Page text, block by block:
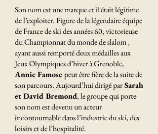
Son nom est une marque et il était légitime
de l’exploiter. Figure de la légendaire équipe
de France de ski des années 60, victorieuse
du Championnat du monde de slalom ,
ayant aussi remporté deux médailles aux
Jeux Olympiques d’hiver à Grenoble,
Annie Famosepeut être fière de la suite de
son parcours. Aujourd’hui dirigé parSarah
et David Bremond, le groupe qui porte
son nom est devenu un acteur
incontournable dans l’industrie du ski, des
loisirs et de l’hospitalité.